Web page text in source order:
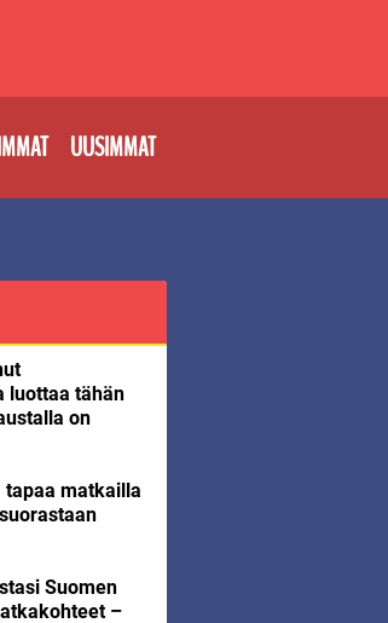
UUSIMMAT
luottaa tähän
on
tapaa matkailla
Suomen
–